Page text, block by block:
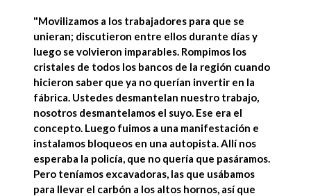
"Movilizamos a los trabajadores para que se
unieran; discutieron entre ellos durante días y
luego se volvieron imparables. Rompimos los
cristales de todos los bancos de la región cuando
hicieron saber que ya no querían invertir en la
fábrica. Ustedes desmantelan nuestro trabajo,
nosotros desmantelamos el suyo. Ese era el
concepto. Luego fuimos a una manifestación e
instalamos bloqueos en una autopista. Allí nos
esperaba la policía, que no quería que pasáramos.
Pero teníamos excavadoras, las que usábamos
para llevar el carbón a los altos hornos, así que